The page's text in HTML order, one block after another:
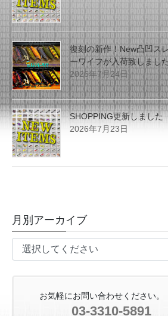
復刻の新作！New凸凹ス
ーワイフが入荷致しまし
2026年7月24日
SHOPPING更新しました
2026年7月23日
月別アーカイブ
お気軽にお問い合わせください。
03-3310-5891